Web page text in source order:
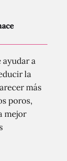
ayudar a
la
más
poros,
mejor